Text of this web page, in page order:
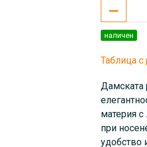
наличен
Таблица
Дамската
материя
при
удобство